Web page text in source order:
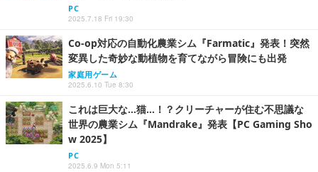
PC
2025.7.18 Fri 19:30
Co-op対応の自動化農業シム『Farmatic』発表！突然
変異した奇妙な動植物を育てながら冒険にも出発
家庭用ゲーム
2025.6.10 Tue 8:30
これは巨大な…猫…！？クリーチャーが住む不思議な
世界の農業シム『Mandrake』発表【PC Gaming Sho
w 2025】
PC
2025.6.9 Mon 5:11